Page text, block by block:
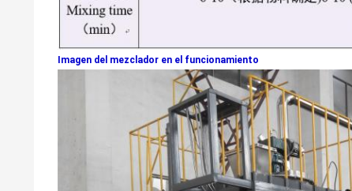
Imagen del mezclador en el funcionamiento